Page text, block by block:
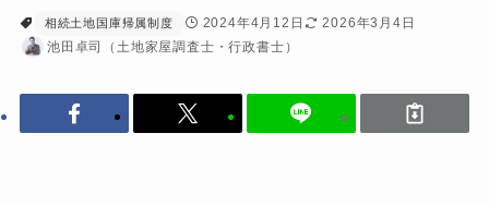
相続土地国庫帰属制度 2024年4月12日
2026年3月4日
池田卓司（土地家屋調査士・行政書士）